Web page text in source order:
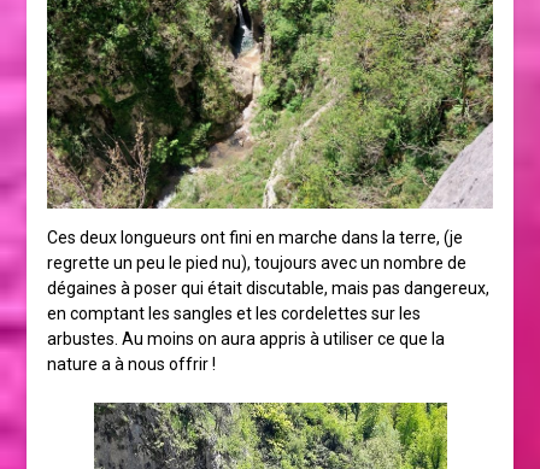
Ces deux longueurs ont fini en marche dans la terre, (je
regrette un peu le pied nu), toujours avec un nombre de
dégaines à poser qui était discutable, mais pas dangereux,
en comptant les sangles et les cordelettes sur les
arbustes. Au moins on aura appris à utiliser ce que la
nature a à nous offrir !